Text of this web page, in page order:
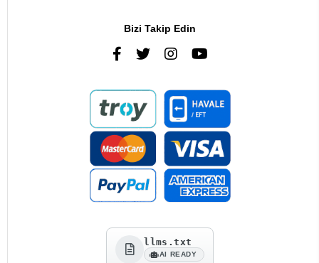
Bizi Takip Edin
llms.txt
AI READY